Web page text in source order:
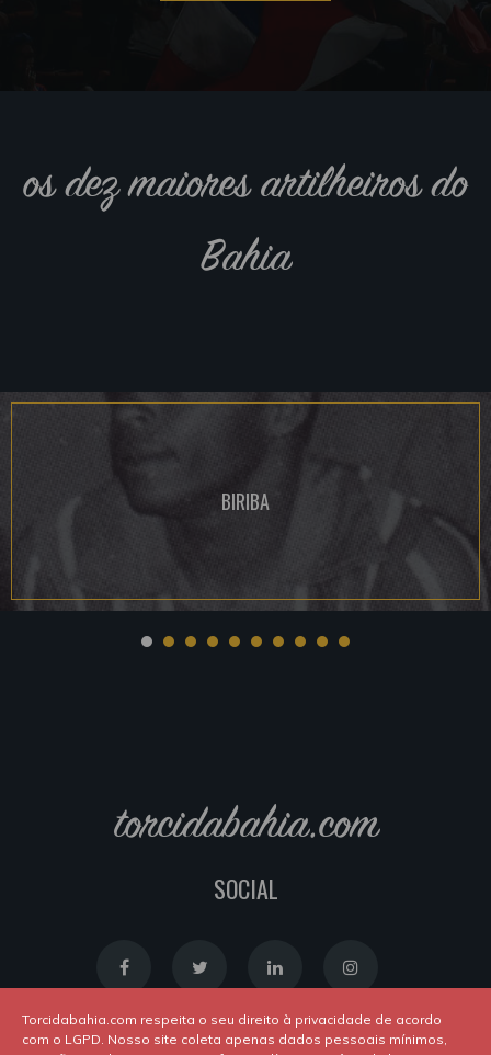
os dez maiores artilheiros do
Bahia
BIRIBA
torcidabahia.com
SOCIAL
Torcidabahia.com respeita o seu direito à privacidade de acordo
com o LGPD. Nosso site coleta apenas dados pessoais mínimos,